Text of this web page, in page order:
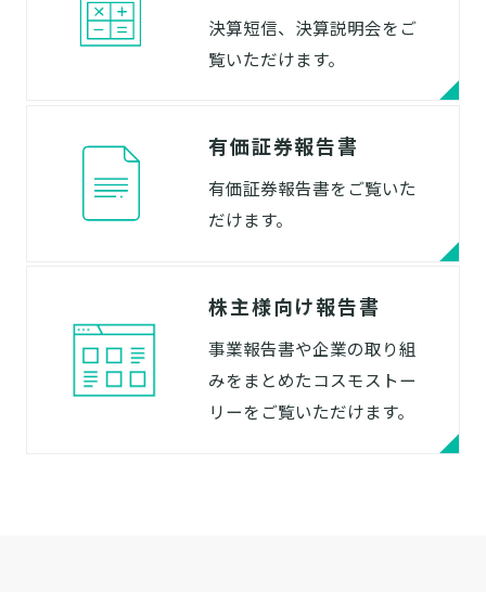
決算短信、決算説明会をご
覧いただけます。
有価証券報告書
有価証券報告書をご覧いた
だけます。
株主様向け報告書
事業報告書や企業の取り組
みをまとめたコスモストー
リーをご覧いただけます。